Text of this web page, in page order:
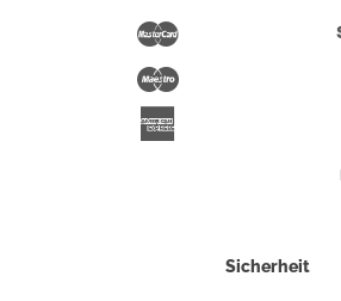
Maestro
Sicherheit